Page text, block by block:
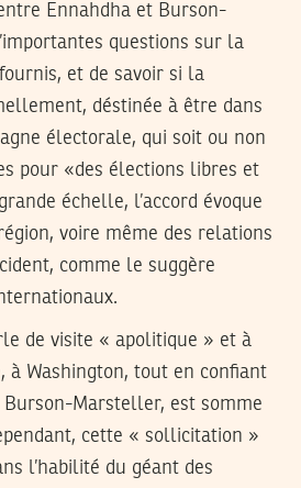
Ennahdha et Burson-
questions sur la
et de savoir si la
déstinée à être dans
électorale, qui soit ou non
pour «des élections libres et
échelle, l’accord évoque
voire même des relations
comme le suggère
de visite « apolitique » et à
à Washington, tout en confiant
Marsteller, est somme
cette « sollicitation »
l’habilité du géant des